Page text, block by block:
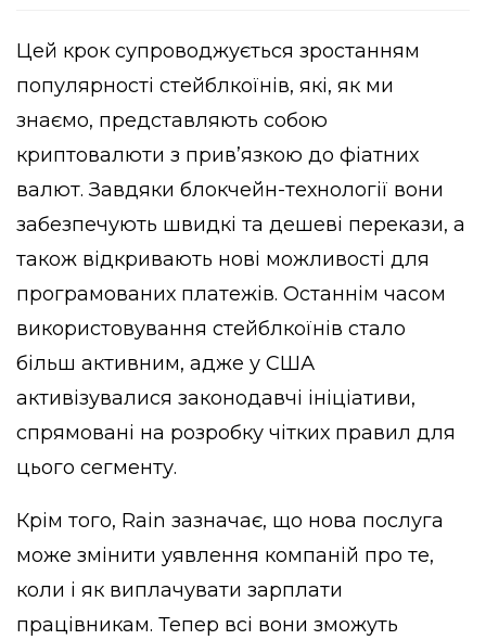
Цей крок супроводжується зростанням
популярності стейблкоїнів, які, як ми
знаємо, представляють собою
криптовалюти з прив’язкою до фіатних
валют. Завдяки блокчейн-технології вони
забезпечують швидкі та дешеві перекази, а
також відкривають нові можливості для
програмованих платежів. Останнім часом
використовування стейблкоїнів стало
більш активним, адже у США
активізувалися законодавчі ініціативи,
спрямовані на розробку чітких правил для
цього сегменту.
Крім того, Rain зазначає, що нова послуга
може змінити уявлення компаній про те,
коли і як виплачувати зарплати
працівникам. Тепер всі вони зможуть